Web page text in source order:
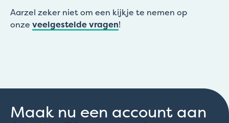
Aarzel zeker niet om een kijkje te nemen op
onze veelgestelde vragen!
Maak nu een account aan